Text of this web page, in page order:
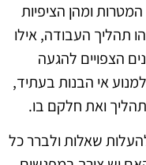
ומהן הציפיות
תהליך העבודה, אילו
הצפויים להגעה
למנוע אי הבנות בעתיד,
ואת חלקם בו.
שאלות ולברר כל